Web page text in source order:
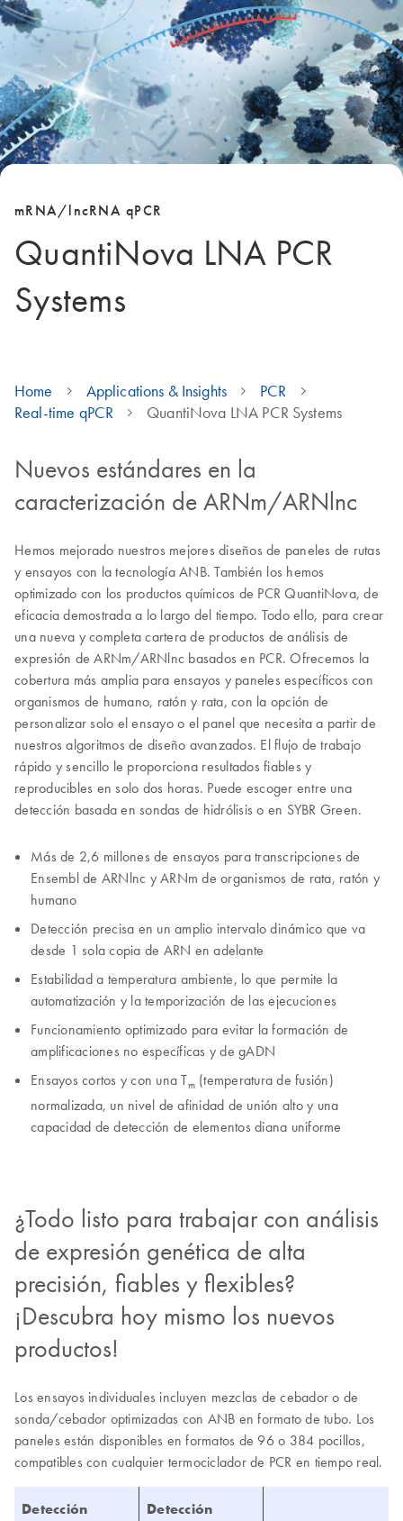
mRNA/lncRNA qPCR
QuantiNova LNA PCR
Systems
Home Applications & Insights
PCR
Real-time qPCR
QuantiNova LNA PCR Systems
Nuevos estándares en la
caracterización de ARNm/ARNlnc
Hemos mejorado nuestros mejores diseños de paneles de rutas
y ensayos con la tecnología ANB. También los hemos
optimizado con los productos químicos de PCR QuantiNova, de
eficacia demostrada a lo largo del tiempo. Todo ello, para crear
una nueva y completa cartera de productos de análisis de
expresión de ARNm/ARNlnc basados en PCR. Ofrecemos la
cobertura más amplia para ensayos y paneles específicos con
organismos de humano, ratón y rata, con la opción de
personalizar solo el ensayo o el panel que necesita a partir de
nuestros algoritmos de diseño avanzados. El flujo de trabajo
rápido y sencillo le proporciona resultados fiables y
reproducibles en solo dos horas. Puede escoger entre una
detección basada en sondas de hidrólisis o en SYBR Green.
Más de 2,6 millones de ensayos para transcripciones de
Ensembl de ARNlnc y ARNm de organismos de rata, ratón y
humano
Detección precisa en un amplio intervalo dinámico que va
desde 1 sola copia de ARN en adelante
Estabilidad a temperatura ambiente, lo que permite la
automatización y la temporización de las ejecuciones
Funcionamiento optimizado para evitar la formación de
amplificaciones no específicas y de gADN
Ensayos cortos y con una Tm (temperatura de fusión)
normalizada, un nivel de afinidad de unión alto y una
capacidad de detección de elementos diana uniforme
¿Todo listo para trabajar con análisis
de expresión genética de alta
precisión, fiables y flexibles?
¡Descubra hoy mismo los nuevos
productos!
Los ensayos individuales incluyen mezclas de cebador o de
sonda/cebador optimizadas con ANB en formato de tubo. Los
paneles están disponibles en formatos de 96 o 384 pocillos,
compatibles con cualquier termociclador de PCR en tiempo real.
Detección
Detección